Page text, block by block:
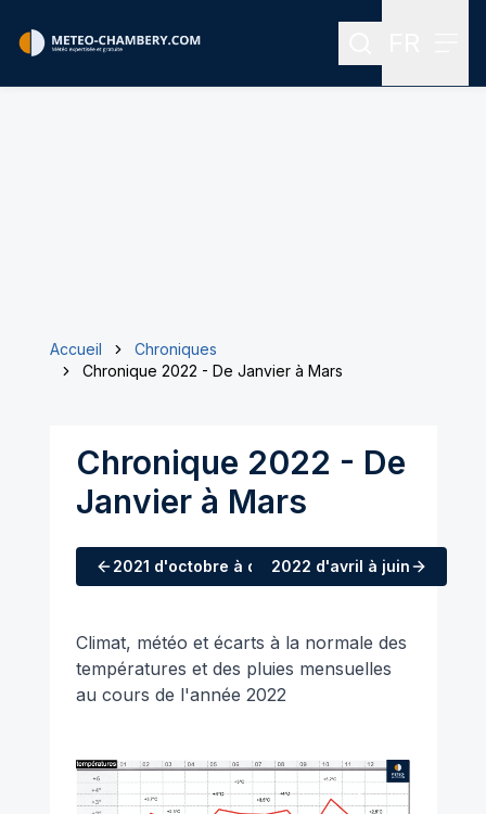
Rechercher
Accueil
Chroniques
Chronique 2022 - De Janvier à Mars
Chronique 2022 - De
Janvier à Mars
2021 d'octobre à décembre
2022 d'avril à juin
Climat, météo et écarts à la normale des
températures et des pluies mensuelles
au cours de l'année 2022